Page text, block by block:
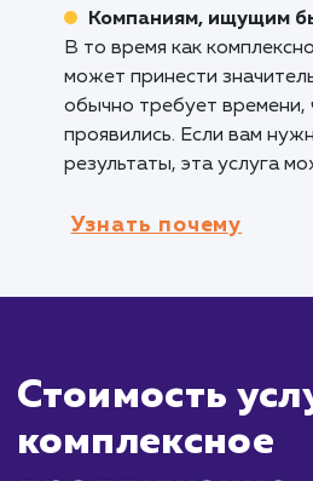
Предприятиям,
подход: Если вы
единообразие и
маркетинговых
продвижение
присутствия в
Кому не подходит
бюджетом :
быть достаточно